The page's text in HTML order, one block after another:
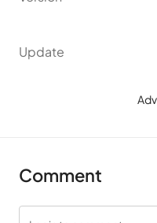
สำนักพิมพ์
Update
Comment